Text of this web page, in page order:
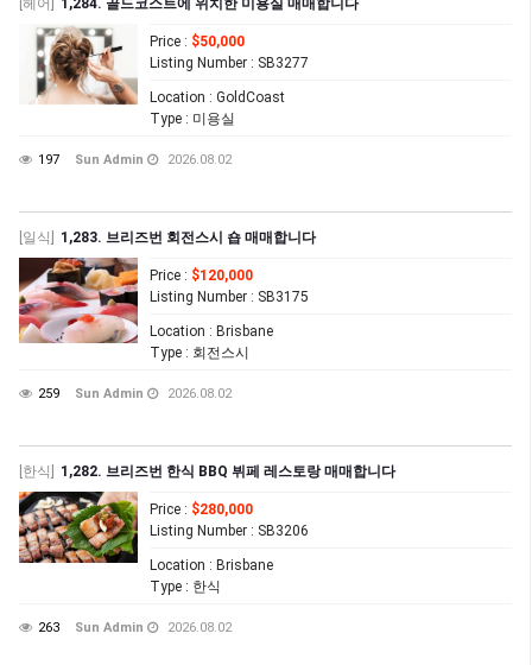
Price : $50,000
Listing Number : SB3277
Location : GoldCoast
Type : 미용실
197 Sun Admin 2026.08.02
[일식] 1,283. 브리즈번 회전스시 숍 매매합니다
Price : $120,000
Listing Number : SB3175
Location : Brisbane
Type : 회전스시
259 Sun Admin 2026.08.02
[한식] 1,282. 브리즈번 한식 BBQ 뷔페 레스토랑 매매합니다
Price : $280,000
Listing Number : SB3206
Location : Brisbane
Type : 한식
263 Sun Admin 2026.08.02